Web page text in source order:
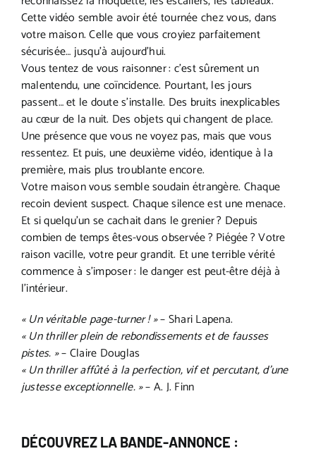
Cette vidéo semble avoir été tournée chez vous, dans
votre maison. Celle que vous croyiez parfaitement
sécurisée… jusqu’à aujourd’hui.
Vous tentez de vous raisonner : c’est sûrement un
malentendu, une coïncidence. Pourtant, les jours
passent… et le doute s’installe. Des bruits inexplicables
au cœur de la nuit. Des objets qui changent de place.
Une présence que vous ne voyez pas, mais que vous
ressentez. Et puis, une deuxième vidéo, identique à la
première, mais plus troublante encore.
Votre maison vous semble soudain étrangère. Chaque
recoin devient suspect. Chaque silence est une menace.
Et si quelqu’un se cachait dans le grenier ? Depuis
combien de temps êtes-vous observée ? Piégée ? Votre
raison vacille, votre peur grandit. Et une terrible vérité
commence à s’imposer : le danger est peut-être déjà à
l’intérieur.
« Un véritable page-turner ! »– Shari Lapena.
« Un thriller plein de rebondissements et de fausses
pistes. »– Claire Douglas
« Un thriller affûté à la perfection, vif et percutant, d’une
justesse exceptionnelle. »– A. J. Finn
DÉCOUVREZ LA BANDE-ANNONCE :